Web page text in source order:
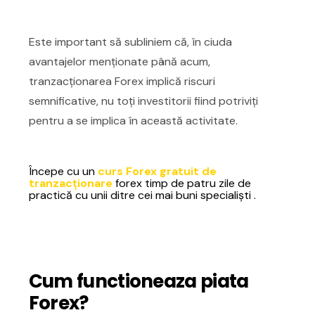
Este important să subliniem că, în ciuda
avantajelor menționate până acum,
tranzacționarea Forex implică riscuri
semnificative, nu toți investitorii fiind potriviți
pentru a se implica în această activitate.
Începe cu un curs Forex gratuit de
tranzacționare forex timp de patru zile de
practică cu unii ditre cei mai buni specialiști .
Cum functioneaza piata
Forex?